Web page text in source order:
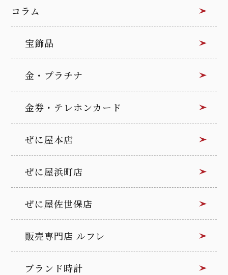
コラム
宝飾品
金・プラチナ
金券・テレホンカード
ぜに屋本店
ぜに屋浜町店
ぜに屋佐世保店
販売専門店 ルフレ
ブランド時計